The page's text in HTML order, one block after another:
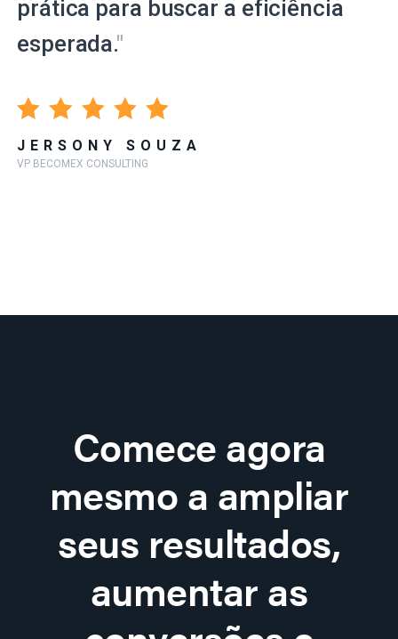
prática para buscar a eficiência
esperada."
JERSONY SOUZA
VP BECOMEX CONSULTING
Comece agora
mesmo a ampliar
seus resultados,
aumentar as